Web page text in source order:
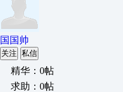
国国帅
关注 私信
精华：0帖
求助：0帖